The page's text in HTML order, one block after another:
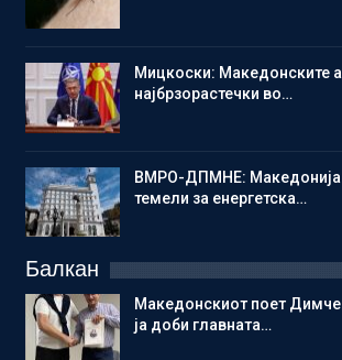
Мицкоски: Македонските
најбрзорастечки во…
ВМРО-ДПМНЕ: Македонија
темели за енергетска…
Балкан
Македонскиот поет
ја доби главната…